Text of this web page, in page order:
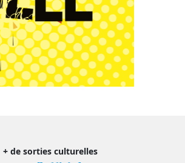
+ de sorties culturelles